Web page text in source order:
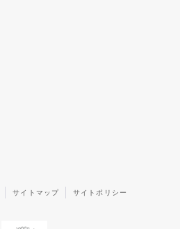
サイトマップ サイトポリシー